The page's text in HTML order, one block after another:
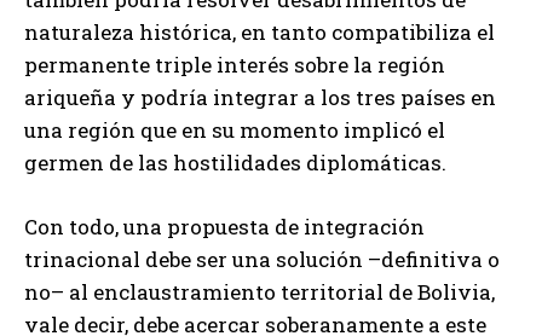
naturaleza histórica, en tanto compatibiliza el
permanente triple interés sobre la región
ariqueña y podría integrar a los tres países en
una región que en su momento implicó el
germen de las hostilidades diplomáticas.
Con todo, una propuesta de integración
trinacional debe ser una solución –definitiva o
no– al enclaustramiento territorial de Bolivia,
vale decir, debe acercar soberanamente a este